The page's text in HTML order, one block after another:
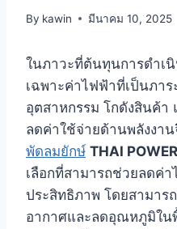
By kawin มีนาคม 10, 2025
ในภาวะที่ต้นทุนการดำเ
เฉพาะค่าไฟฟ้าที่เป็นภาร
อุตสาหกรรม โกดังสินค้า
ลดค่าใช้จ่ายด้านพลังงาน
พัดลมยักษ์ THAI
เลือกที่สามารถช่วยลดค่
ประสิทธิภาพ โดยสามาร
อากาศและลดอุณหภูมิใ